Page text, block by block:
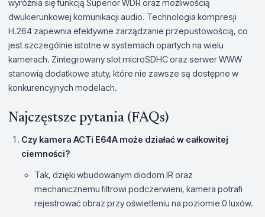
wyróżnia się funkcją Superior WDR oraz możliwością
dwukierunkowej komunikacji audio. Technologia kompresji
H.264 zapewnia efektywne zarządzanie przepustowością, co
jest szczególnie istotne w systemach opartych na wielu
kamerach. Zintegrowany slot microSDHC oraz serwer WWW
stanowią dodatkowe atuty, które nie zawsze są dostępne w
konkurencyjnych modelach.
Najczęstsze pytania (FAQs)
Czy kamera ACTi E64A może działać w całkowitej
ciemności?
Tak, dzięki wbudowanym diodom IR oraz
mechanicznemu filtrowi podczerwieni, kamera potrafi
rejestrować obraz przy oświetleniu na poziomie 0 luxów.